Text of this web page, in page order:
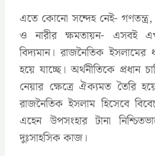
এতে কোনো সন্দেহ নেই-
ও নারীর ক্ষমতায়ন- এসবই
বিদ্যমান। রাজনৈতিক ইসলামের
হয়ে যাচ্ছে। অর্থনীতিকে প্রধান
নেয়ার ক্ষেত্রে ঐক্যমত তৈরি
রাজনৈতিক ইসলাম হিসেবে
এহেন উপসংহার টানা
দুঃসাহসিক কাজ।